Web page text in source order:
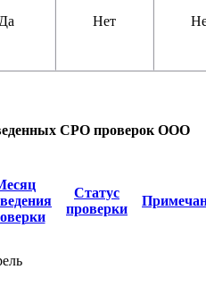
Да Нет
СРО проверок ООО
Статус
проверки